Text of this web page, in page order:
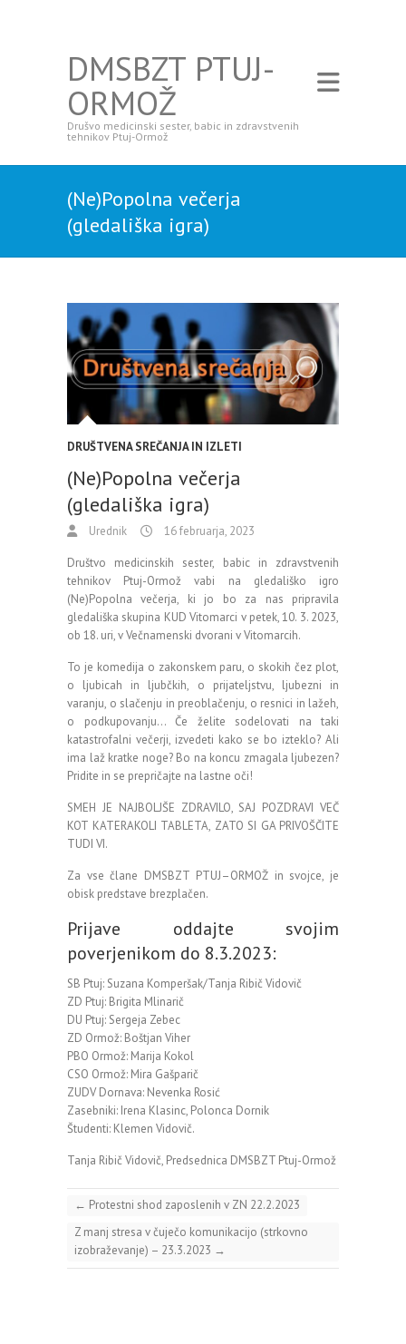
DMSBZT PTUJ-
ORMOŽ
Drušvo medicinski sester, babic in zdravstvenih
tehnikov Ptuj-Ormož
(Ne)Popolna večerja
(gledališka igra)
DRUŠTVENA SREČANJA IN IZLETI
(Ne)Popolna večerja
(gledališka igra)
Urednik 16 februarja, 2023
Društvo medicinskih sester, babic in zdravstvenih
tehnikov Ptuj-Ormož vabi na gledališko igro
(Ne)Popolna večerja, ki jo bo za nas pripravila
gledališka skupina KUD Vitomarci v petek, 10. 3. 2023,
ob 18. uri, v Večnamenski dvorani v Vitomarcih.
To je komedija o zakonskem paru, o skokih čez plot,
o ljubicah in ljubčkih, o prijateljstvu, ljubezni in
varanju, o slačenju in preoblačenju, o resnici in lažeh,
o podkupovanju… Če želite sodelovati na taki
katastrofalni večerji, izvedeti kako se bo izteklo? Ali
ima laž kratke noge? Bo na koncu zmagala ljubezen?
Pridite in se prepričajte na lastne oči!
SMEH JE NAJBOLJŠE ZDRAVILO, SAJ POZDRAVI VEČ
KOT KATERAKOLI TABLETA, ZATO SI GA PRIVOŠČITE
TUDI VI.
Za vse člane DMSBZT PTUJ–ORMOŽ in svojce, je
obisk predstave brezplačen.
Prijave oddajte svojim
poverjenikom do 8.3.2023:
SB Ptuj: Suzana Komperšak/Tanja Ribič Vidovič
ZD Ptuj: Brigita Mlinarič
DU Ptuj: Sergeja Zebec
ZD Ormož: Boštjan Viher
PBO Ormož: Marija Kokol
CSO Ormož: Mira Gašparič
ZUDV Dornava: Nevenka Rosić
Zasebniki: Irena Klasinc, Polonca Dornik
Študenti: Klemen Vidovič.
Tanja Ribič Vidovič, Predsednica DMSBZT Ptuj-Ormož
← Protestni shod zaposlenih v ZN 22.2.2023
Z manj stresa v čuječo komunikacijo (strkovno
izobraževanje) – 23.3.2023 →